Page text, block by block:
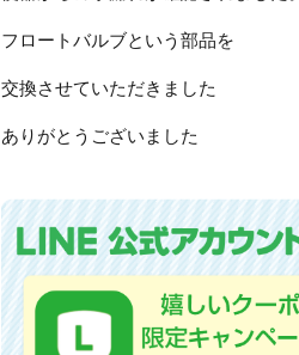
フロートバルブという部品を
交換させていただきました
ありがとうございました